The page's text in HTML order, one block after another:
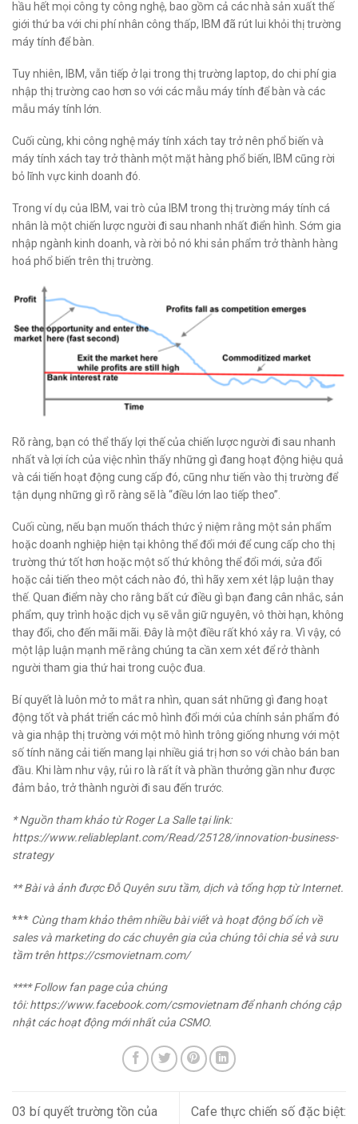
hầu hết mọi công ty công nghệ, bao gồm cả các nhà sản xuất thế
giới thứ ba với chi phí nhân công thấp, IBM đã rút lui khỏi thị trường
máy tính để bàn.
Tuy nhiên, IBM, vẫn tiếp ở lại trong thị trường laptop, do chi phí gia
nhập thị trường cao hơn so với các mẫu máy tính để bàn và các
mẫu máy tính lớn.
Cuối cùng, khi công nghệ máy tính xách tay trở nên phổ biến và
máy tính xách tay trở thành một mặt hàng phổ biến, IBM cũng rời
bỏ lĩnh vực kinh doanh đó.
Trong ví dụ của IBM, vai trò của IBM trong thị trường máy tính cá
nhân là một chiến lược người đi sau nhanh nhất điển hình. Sớm gia
nhập ngành kinh doanh, và rời bỏ nó khi sản phẩm trở thành hàng
hoá phổ biến trên thị trường.
Rõ ràng, bạn có thể thấy lợi thế của chiến lược người đi sau nhanh
nhất và lợi ích của việc nhìn thấy những gì đang hoạt động hiệu quả
và cái tiến hoạt động cung cấp đó, cũng như tiến vào thị trường để
tận dụng những gì rõ ràng sẽ là “điều lớn lao tiếp theo”.
Cuối cùng, nếu bạn muốn thách thức ý niệm rằng một sản phẩm
hoặc doanh nghiệp hiện tại không thể đổi mới để cung cấp cho thị
trường thứ tốt hơn hoặc một số thứ không thể đổi mới, sửa đổi
hoặc cải tiến theo một cách nào đó, thì hãy xem xét lập luận thay
thế. Quan điểm này cho rằng bất cứ điều gì bạn đang cân nhắc, sản
phẩm, quy trình hoặc dịch vụ sẽ vẫn giữ nguyên, vô thời hạn, không
thay đổi, cho đến mãi mãi. Đây là một điều rất khó xảy ra. Vì vậy, có
một lập luận mạnh mẽ rằng chúng ta cần xem xét để rở thành
người tham gia thứ hai trong cuộc đua.
Bí quyết là luôn mở to mắt ra nhìn, quan sát những gì đang hoạt
động tốt và phát triển các mô hình đổi mới của chính sản phẩm đó
và gia nhập thị trường với một mô hình trông giống nhưng với một
số tính năng cải tiến mang lại nhiều giá trị hơn so với chào bán ban
đầu. Khi làm như vậy, rủi ro là rất ít và phần thưởng gần như được
đảm bảo, trở thành người đi sau đến trước.
* Nguồn tham khảo từRoger La Salletại link:
https://www.reliableplant.com/Read/25128/innovation-business-
strategy
** Bài và ảnh đượcĐỗ Quyên sưu tầm, dịch và tổng hợp từ Internet.
*** Cùng tham khảo thêm nhiều bài viết và hoạt động bổ ích về
sales và marketing do các chuyên gia của chúng tôi chia sẻ và sưu
tầm trên https://csmovietnam.com/
**** Follow fan page của chúng
tôi:https://www.facebook.com/csmovietnamđể nhanh chóng cập
nhật các hoạt động mới nhất của CSMO.
03 bí quyết trường tồn của
Cafe thực chiến số đặc biệt: